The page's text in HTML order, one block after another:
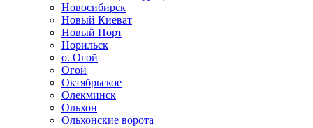
Новосибирск
Новый Киеват
Новый Порт
Норильск
о. Огой
Огой
Октябрьское
Олекминск
Ольхон
Ольхонские ворота